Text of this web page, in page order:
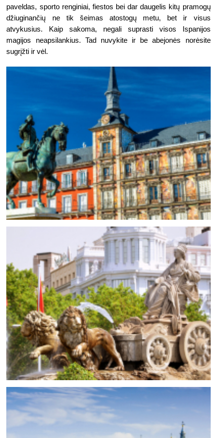
paveldas, sporto renginiai, fiestos bei dar daugelis kitų pramogų
džiuginančių ne tik šeimas atostogų metu, bet ir visus
atvykusius. Kaip sakoma, negali suprasti visos Ispanijos
magijos neapsilankius. Tad nuvykite ir be abejonės norėsite
sugrįžti ir vėl.